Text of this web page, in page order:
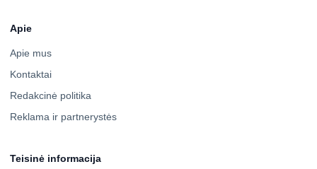
Apie
Apie mus
Kontaktai
Redakcinė politika
Reklama ir partnerystės
Teisinė informacija